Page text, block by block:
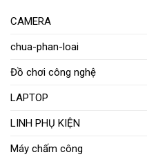
CAMERA
chua-phan-loai
Đồ chơi công nghệ
LAPTOP
LINH PHỤ KIỆN
Máy chấm công